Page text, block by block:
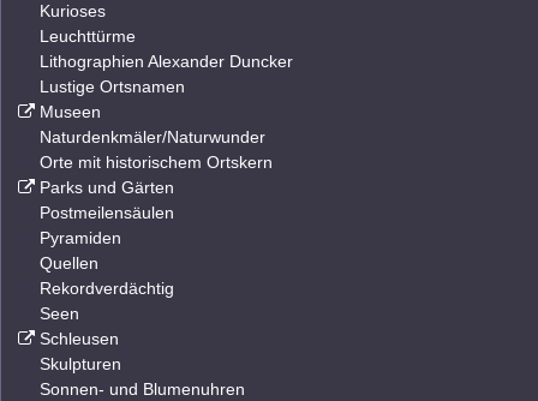
Kurioses
Leuchttürme
Lithographien Alexander Duncker
Lustige Ortsnamen
Museen
Naturdenkmäler/Naturwunder
Orte mit historischem Ortskern
Parks und Gärten
Postmeilensäulen
Pyramiden
Quellen
Rekordverdächtig
Seen
Schleusen
Skulpturen
Sonnen- und Blumenuhren